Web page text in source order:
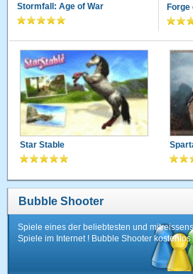
Stormfall: Age of War Forge
Star Stable
Bubble Shooter
Spiele eines der beliebtesten und
Spiele im Internet ! Bubble Shooter kostenlos